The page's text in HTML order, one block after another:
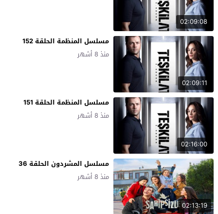
02:09:08
02:09:11
مسلسل المنظمة الحلقة 152
منذ 8 أشهر
02:16:00
مسلسل المنظمة الحلقة 151
منذ 8 أشهر
02:13:19
مسلسل المشردون الحلقة 36
منذ 8 أشهر